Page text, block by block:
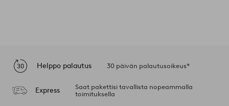
Helppo palautus 30 päivän palautusoikeus*
Express
Saat pakettisi tavallista nopeammalla
toimituksella